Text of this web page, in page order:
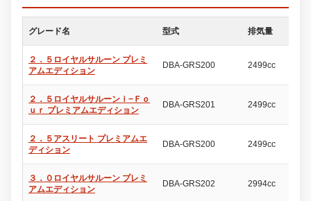
グレード名 型式 排気量
２．５ロイヤルサルーン プレミ
アムエディション
DBA-GRS200 2499cc
２．５ロイヤルサルーンｉ−Ｆｏ
ｕｒ プレミアムエディション
DBA-GRS201 2499cc
２．５アスリート プレミアムエ
ディション
DBA-GRS200 2499cc
３．０ロイヤルサルーン プレミ
アムエディション
DBA-GRS202 2994cc